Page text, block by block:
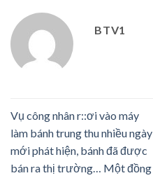
BTV1
Vụ công nhân r::ơi vào máy
làm bánh trung thu nhiều ngày
mới phát hiện, bánh đã được
bán ra thị trường… Một đồng